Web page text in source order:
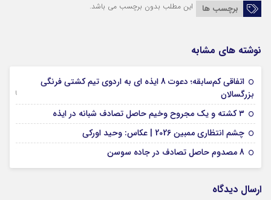
برچسب ها این مطلب بدون برچسب می باشد.
نوشته های مشابه
اتفاقی کم‌سابقه؛ دعوت 8 ایذه ای به اردوی تیم کشتی فرنگی
بزرگسالان
09 جولای 2026
۳ کشته و یک مجروح وخیم حاصل تصادف شبانه در ایذه
چشم انتظاری ممبین 2026 | عکاس: وحید اورکی
8 مصدوم حاصل تصادف در جاده سوسن
ارسال دیدگاه